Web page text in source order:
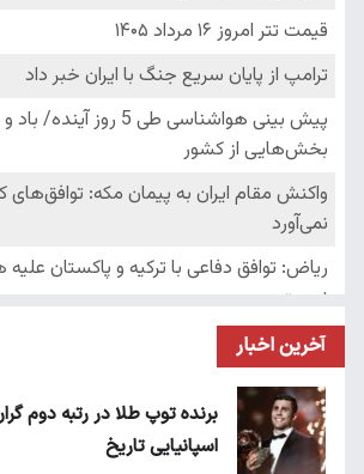
آخرین اخبار
برنده توپ طلا در رتبه دوم
اسپانیایی تاریخ